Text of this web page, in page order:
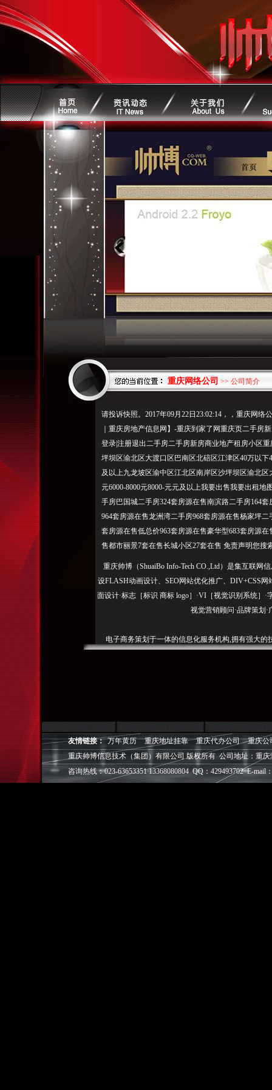
重庆网络公司 >> 公司简介
请投诉快照。2017年09月22日23:02:14，，重庆网
｜重庆房地产信息网】-重庆到家了网重庆页二手房
登录|注册退出二手房二手房新房商业地产租房小区
坪坝区渝北区大渡口区巴南区北碚区江津区40万以下
及以上九龙坡区渝中区江北区南岸区沙坪坝区渝北
元6000-8000元8000-元元及以上我要出售我要出租
手房巴国城二手房324套房源在售南滨路二手房164
964套房源在售龙洲湾二手房968套房源在售杨家坪
套房源在售低总价963套房源在售豪华型683套房源
售都市丽景7套在售长城小区27套在售 免责声明您
重庆帅博（ShuaiBo Info-Tech CO.,Ltd）是集互联网
设FLASH动画设计、SEO网站优化推广、DIV+CSS
面设计·标志［标识 商标 logo］·VI［视觉识别系统］·
视觉营销顾问·品牌策划
电子商务策划于一体的信息化服务机构,拥有强大的
◎ 帅博——用灵魂来设计，我
◎帅博——网络营销
◎帅博——专业的团队
友情链接： 万年黄历 重庆地址挂靠 重庆代办公司
重庆公
重庆帅博信息技术（集团）有限公司 版权所有 公司地址：重
咨询热线：023-63653351 13368080804 QQ：429493702 E-mail